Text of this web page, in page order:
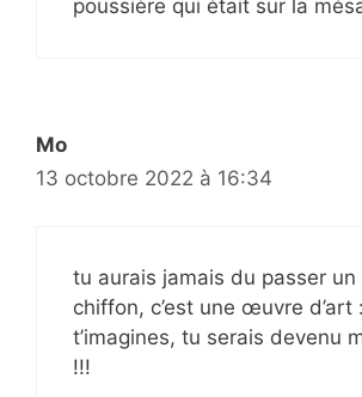
poussière qui était sur la
Mo
13 octobre 2022 à 16:34
tu aurais jamais du passer un
chiffon, c’est une œuvre d’art
t’imagines, tu serais devenu
!!!